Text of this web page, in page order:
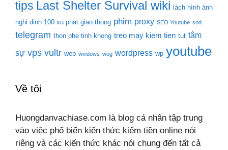
tips Last Shelter Survival wiki lách hình ảnh
nghi dinh 100 xu phat giao thong phim proxy SEO Youtube sod
telegram thon phe tinh khong treo may kiem tien tut tâm
sự vps vultr web windows wog wordpress wp youtube
Về tôi
Huongdanvachiase.com là blog cá nhân tập trung
vào việc phổ biến kiến thức kiếm tiền online nói
riêng và các kiến thức khác nói chung đến tất cả